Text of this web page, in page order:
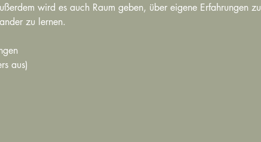
wird es auch Raum geben, über eigene Erfahrungen zu
zu lernen.
aus)